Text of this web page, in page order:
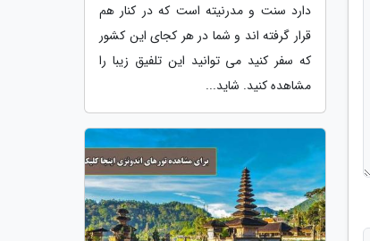
دارد سنت و مدرنیته است که در کنار هم
قرار گرفته اند و شما در هر کجای این کشور
که سفر کنید می توانید این تلفیق زیبا را
مشاهده کنید. شاید...